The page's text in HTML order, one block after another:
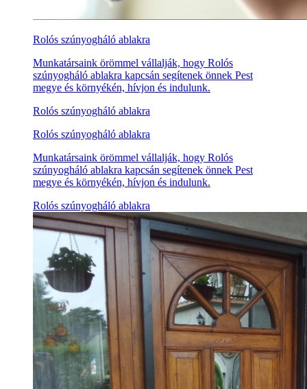
Rolós szúnyogháló ablakra
Munkatársaink örömmel vállalják, hogy Rolós
szúnyogháló ablakra kapcsán segítenek önnek Pest
megye és környékén, hívjon és indulunk.
Rolós szúnyogháló ablakra
Rolós szúnyogháló ablakra
Munkatársaink örömmel vállalják, hogy Rolós
szúnyogháló ablakra kapcsán segítenek önnek Pest
megye és környékén, hívjon és indulunk.
Rolós szúnyogháló ablakra